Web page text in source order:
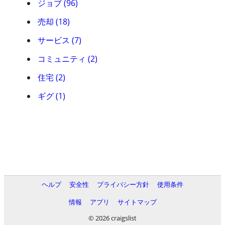
ジョブ (96)
売却 (18)
サービス (7)
コミュニティ (2)
住宅 (2)
ギグ (1)
ヘルプ 安全性 プライバシー方針
使用条件
情報
アプリ
サイトマップ
© 2026 craigslist